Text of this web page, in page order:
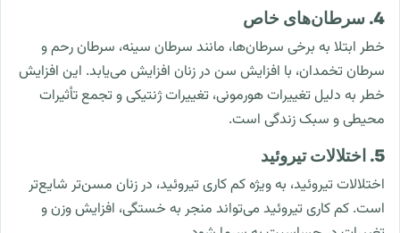
4. سرطان‌های خاص
خطر ابتلا به برخی سرطان‌ها، مانند سرطان سینه، سرطان رحم و
سرطان تخمدان، با افزایش سن در زنان افزایش می‌یابد. این افزایش
خطر به دلیل تغییرات هورمونی، تغییرات ژنتیکی و تجمع تأثیرات
محیطی و سبک زندگی است.
5. اختلالات تیروئید
اختلالات تیروئید، به ویژه کم کاری تیروئید، در زنان مسن‌تر شایع‌تر
است. کم کاری تیروئید می‌تواند منجر به خستگی، افزایش وزن و